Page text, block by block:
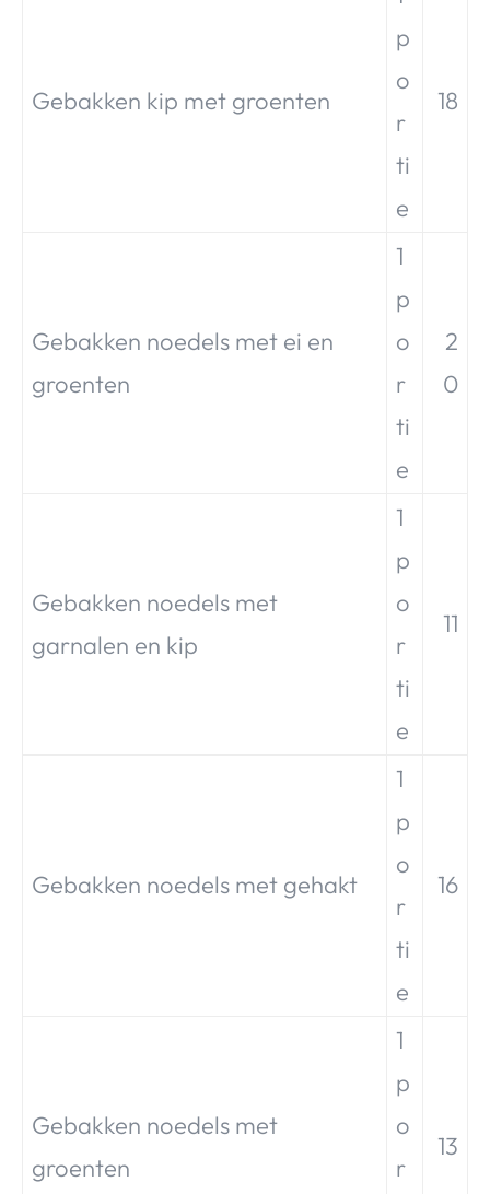
Gebakken kip met groenten
p
o
r
ti
e
18
Gebakken noedels met ei en
groenten
1
p
o
r
ti
e
2
0
Gebakken noedels met
garnalen en kip
1
p
o
r
ti
e
11
Gebakken noedels met gehakt
1
p
o
r
ti
e
16
Gebakken noedels met
groenten
1
p
o
r
13